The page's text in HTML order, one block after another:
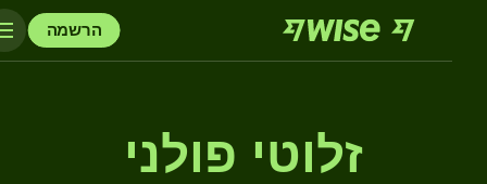
הרשמה
זלוטי פולני